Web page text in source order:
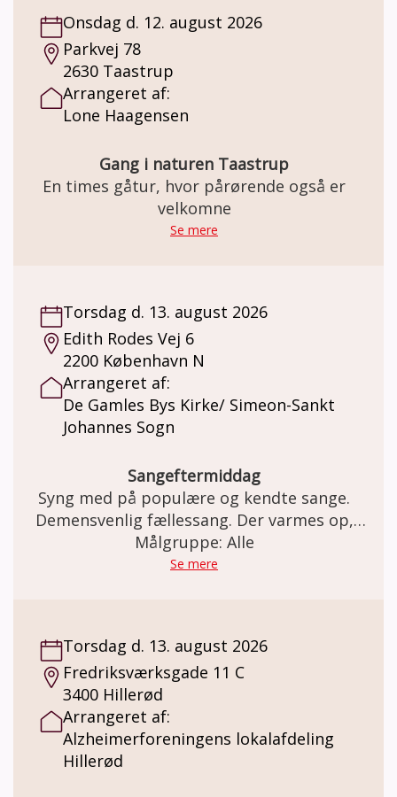
Onsdag d. 12. august 2026
Parkvej 78
2630 Taastrup
Arrangeret af:
Lone Haagensen
Gang i naturen Taastrup
En times gåtur, hvor pårørende også er
velkomne
Se mere
Torsdag d. 13. august 2026
Edith Rodes Vej 6
2200 København N
Arrangeret af:
De Gamles Bys Kirke/ Simeon-Sankt
Johannes Sogn
Sangeftermiddag
Syng med på populære og kendte sange.
Demensvenlig fællessang. Der varmes op,
inden vi synger (om årstiderne, glæder,
sorger, naturen, og meget mere i selskab)
Målgruppe: Alle
Se mere
Torsdag d. 13. august 2026
Fredriksværksgade 11 C
3400 Hillerød
Arrangeret af:
Alzheimerforeningens lokalafdeling
Hillerød